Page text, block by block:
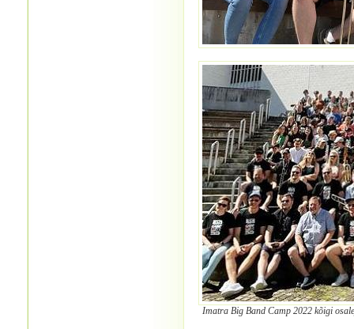
Imatra Big Band Camp 2022 kõigi